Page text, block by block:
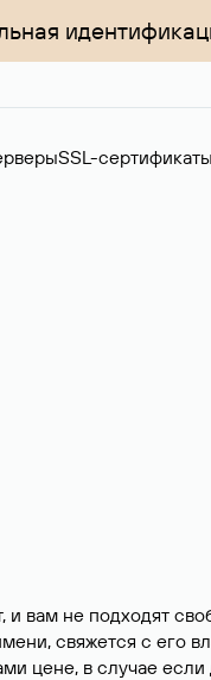
SSL-сертификаты
и вам не подходят
свяжется с его
цене, в случае